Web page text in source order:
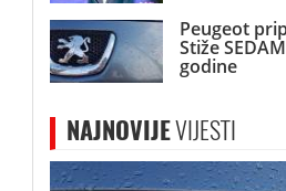
Peugeot
Stiže
godine
NAJNOVIJEVIJESTI